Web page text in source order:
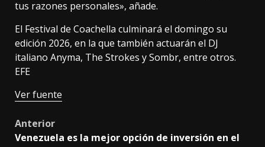
tus razones personales», añade.
El Festival de Coachella culminará el domingo su
edición 2026, en la que también actuarán el DJ
italiano Anyma, The Strokes y Sombr, entre otros.
EFE
Ver fuente
Post
Anterior
Venezuela es la mejor opción de inversión en el